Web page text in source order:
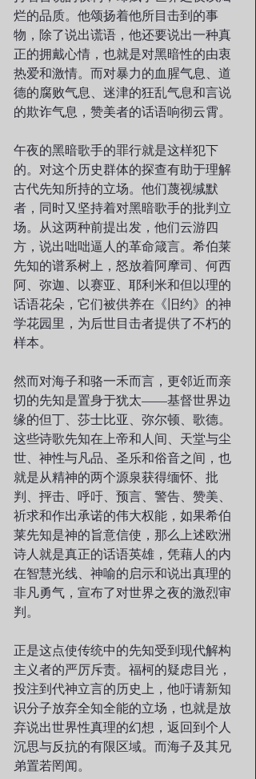
烂的品质。他颂扬着他所目击到的事
物，除了说出谎语，他还要说出一种真
正的拥戴心情，也就是对黑暗性的由衷
热爱和激情。而对暴力的血腥气息、道
德的腐败气息、迷津的狂乱气息和言说
的欺诈气息，赞美者的话语响彻云霄。
午夜的黑暗歌手的罪行就是这样犯下
的。对这个历史群体的探查有助于理解
古代先知所持的立场。他们蔑视缄默
者，同时又坚持着对黑暗歌手的批判立
场。从这两种前提出发，他们云游四
方，说出咄咄逼人的革命箴言。希伯莱
先知的谱系树上，怒放着阿摩司、何西
阿、弥迦、以赛亚、耶利米和但以理的
话语花朵，它们被供养在《旧约》的神
学花园里，为后世目击者提供了不朽的
样本。
然而对海子和骆一禾而言，更邻近而亲
切的先知是置身于犹太——基督世界边
缘的但丁、莎士比亚、弥尔顿、歌德。
这些诗歌先知在上帝和人间、天堂与尘
世、神性与凡品、圣乐和俗音之间，也
就是从精神的两个源泉获得缅怀、批
判、抨击、呼吁、预言、警告、赞美、
祈求和作出承诺的伟大权能，如果希伯
莱先知是神的旨意信使，那么上述欧洲
诗人就是真正的话语英雄，凭藉人的内
在智慧光线、神喻的启示和说出真理的
非凡勇气，宣布了对世界之夜的激烈审
判。
正是这点使传统中的先知受到现代解构
主义者的严厉斥责。福柯的疑虑目光，
投注到代神立言的历史上，他吁请新知
识分子放弃全知全能的立场，也就是放
弃说出世界性真理的幻想，返回到个人
沉思与反抗的有限区域。而海子及其兄
弟置若罔闻。